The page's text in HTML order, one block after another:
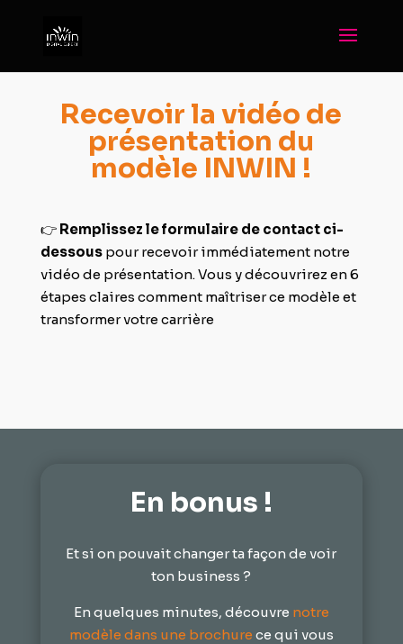
Recevoir la vidéo de
présentation du
modèle INWIN !
👉 Remplissez le formulaire de contact ci-
dessouspour recevoir immédiatement notre
vidéo de présentation. Vous y découvrirez en 6
étapes claires comment maîtriser ce modèle et
transformer votre carrière
En bonus !
Et si on pouvait changer ta façon de voir
ton business ?
En quelques minutes, découvre notre
modèle dans une brochure ce qui vous